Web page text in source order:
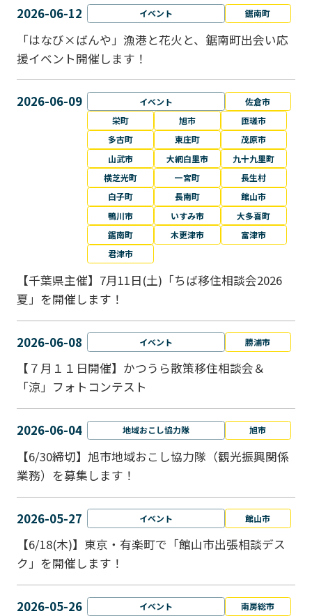
2026-06-12 イベント 鋸南町
「はなび×ばんや」漁港と花火と、鋸南町出会い応
援イベント開催します！
2026-06-09 イベント
佐倉市
栄町
旭市
匝瑳市
多古町
東庄町
茂原市
山武市
大網白里市
九十九里町
横芝光町
一宮町
長生村
白子町
長南町
館山市
鴨川市
いすみ市
大多喜町
鋸南町
木更津市
富津市
君津市
【千葉県主催】7月11日(土)「ちば移住相談会2026
夏」を開催します！
2026-06-08 イベント 勝浦市
【７月１１日開催】かつうら散策移住相談会＆
「涼」フォトコンテスト
2026-06-04 地域おこし協力隊 旭市
【6/30締切】旭市地域おこし協力隊（観光振興関係
業務）を募集します！
2026-05-27 イベント 館山市
【6/18(木)】東京・有楽町で「館山市出張相談デス
ク」を開催します！
2026-05-26 イベント 南房総市